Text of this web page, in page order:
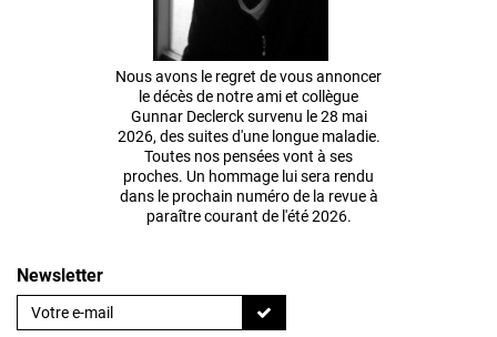
Nous avons le regret de vous annoncer
le décès de notre ami et collègue
Gunnar Declerck survenu le 28 mai
2026, des suites d'une longue maladie.
Toutes nos pensées vont à ses
proches. Un hommage lui sera rendu
dans le prochain numéro de la revue à
paraître courant de l'été 2026.
Newsletter